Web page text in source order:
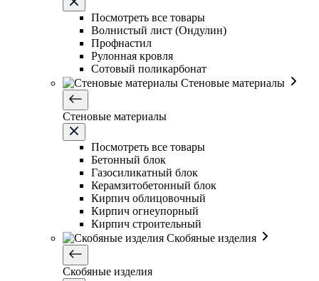
Посмотреть все товары
Волнистый лист (Ондулин)
Профнастил
Рулонная кровля
Сотовый поликарбонат
Стеновые материалы
Стеновые материалы
Посмотреть все товары
Бетонный блок
Газосиликатный блок
Керамзитобетонный блок
Кирпич облицовочный
Кирпич огнеупорный
Кирпич строительный
Скобяные изделия
Скобяные изделия